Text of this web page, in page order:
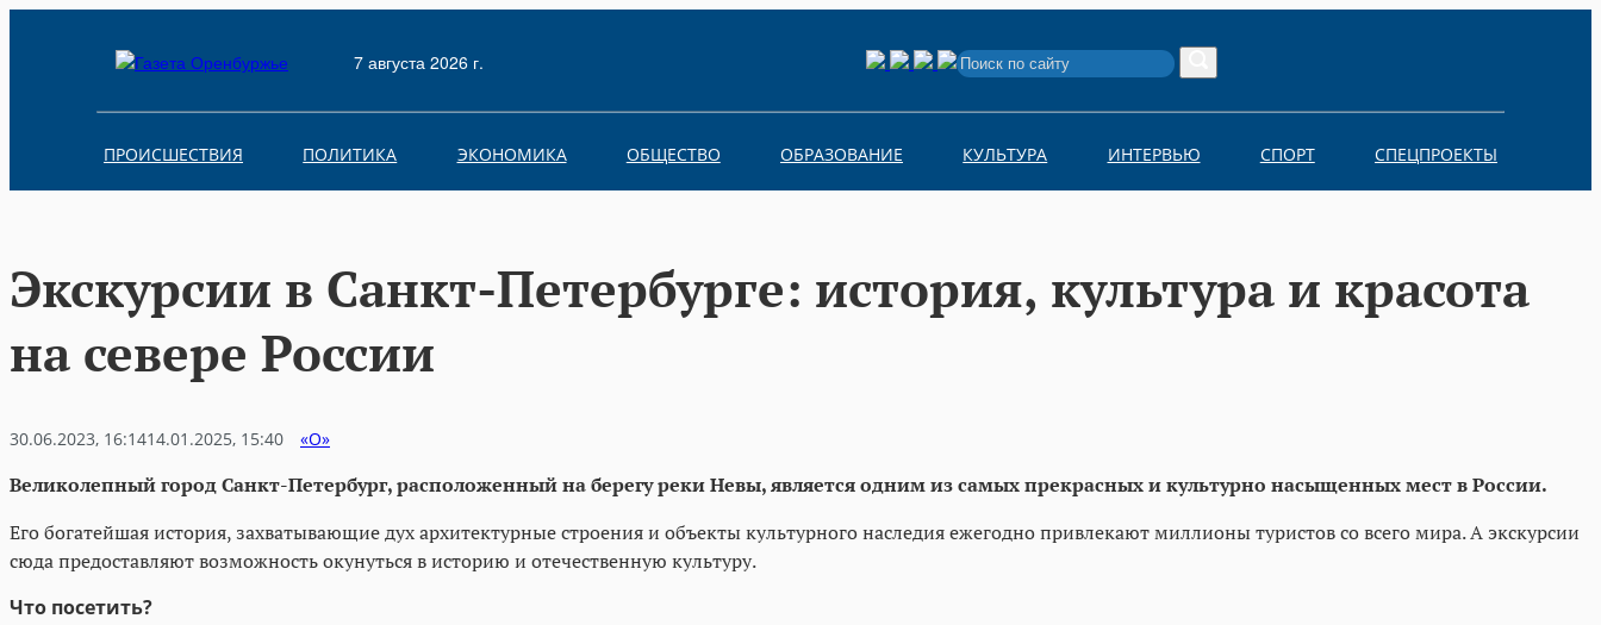
7 августа 2026 г.
Search
for:
ПРОИСШЕСТВИЯ ПОЛИТИКА ЭКОНОМИКА ОБЩЕСТВО ОБРАЗОВАНИЕ КУЛЬТУРА ИНТЕРВЬЮ СПОРТ СПЕЦПРОЕКТЫ
Экскурсии в Санкт-Петербурге: история, культура и красота
на севере России
30.06.2023, 16:1414.01.2025, 15:40 «О»
Великолепный город Санкт-Петербург, расположенный на берегу реки Невы, является одним из самых прекрасных и культурно насыщенных мест в России.
Его богатейшая история, захватывающие дух архитектурные строения и объекты культурного наследия ежегодно привлекают миллионы туристов со всего мира. А экскурсии
сюда предоставляют возможность окунуться в историю и отечественную культуру.
Что посетить?